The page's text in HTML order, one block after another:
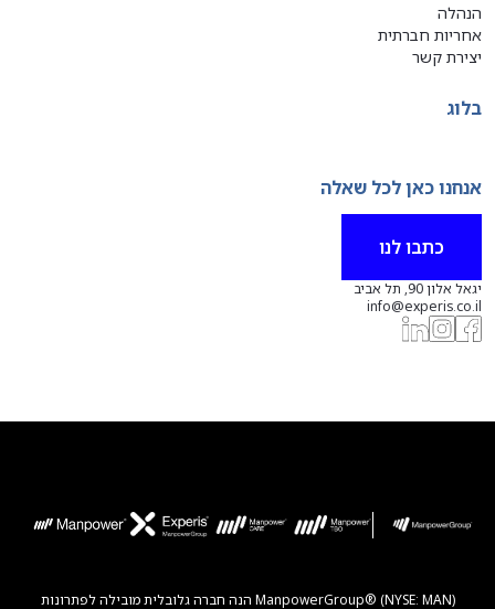
הנהלה
אחריות חברתית
יצירת קשר
בלוג
אנחנו כאן לכל שאלה
כתבו לנו
יגאל אלון 90, תל אביב
info@experis.co.il
ManpowerGroup® (NYSE: MAN) הנה חברה גלובלית מובילה לפתרונות